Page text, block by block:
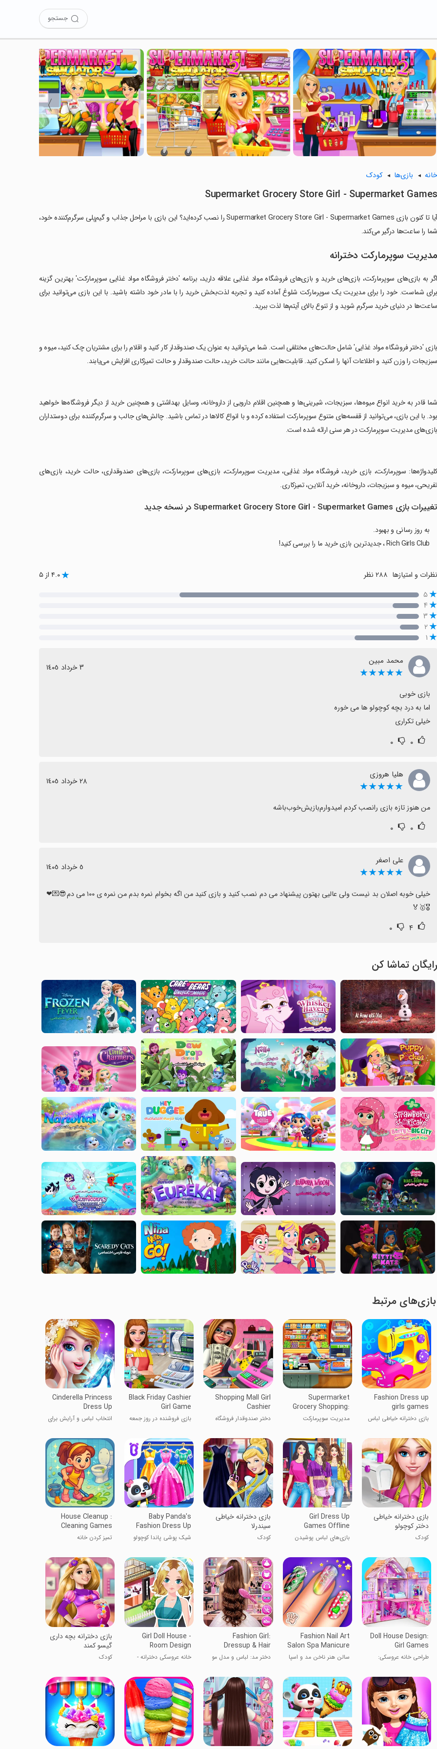
جستجو
〈
〉
خانه بازی‌ها کودک
Supermarket Grocery Store Girl - Supermarket Games
آیا تا کنون بازی Supermarket Grocery Store Girl - Supermarket Games را نصب کرده‌اید؟ این بازی با مراحل جذاب و گیم‌پلی سرگرم‌کننده خود،
شما را ساعت‌ها درگیر می‌کند.
مدیریت سوپرمارکت دخترانه
اگر به بازی‌های سوپرمارکت، بازی‌های خرید و بازی‌های فروشگاه مواد غذایی علاقه دارید، برنامه 'دختر فروشگاه مواد غذایی سوپرمارکت' بهترین گزینه
برای شماست. خود را برای مدیریت یک سوپرمارکت شلوغ آماده کنید و تجربه لذت‌بخش خرید را با مادر خود داشته باشید. با این بازی می‌توانید برای
ساعت‌ها در دنیای خرید سرگرم شوید و از تنوع بالای آیتم‌ها لذت ببرید.
‏بازی 'دختر فروشگاه مواد غذایی' شامل حالت‌های مختلفی است. شما می‌توانید به عنوان یک صندوقدار کار کنید و اقلام را برای مشتریان چک کنید، میوه و
سبزیجات را وزن کنید و اطلاعات آنها را اسکن کنید. قابلیت‌هایی مانند حالت خرید، حالت صندوقدار و حالت تمیزکاری افزایش می‌یابند.
‏شما قادر به خرید انواع میوه‌ها، سبزیجات، شیرینی‌ها و همچنین اقلام دارویی از داروخانه، وسایل بهداشتی و همچنین خرید از دیگر فروشگاه‌ها خواهید
بود. با این بازی، می‌توانید از قفسه‌های متنوع سوپرمارکت استفاده کرده و با انواع کالاها در تماس باشید. چالش‌های جالب و سرگرم‌کننده برای دوستداران
بازی‌های مدیریت سوپرمارکت در هر سنی ارائه شده است.
‏کلیدواژه‌ها: سوپرمارکت، بازی خرید، فروشگاه مواد غذایی، مدیریت سوپرمارکت، بازی‌های سوپرمارکت، بازی‌های صندوقداری، حالت خرید، بازی‌های
تفریحی، میوه و سبزیجات، داروخانه، خرید آنلاین، تمیزکاری.
تغییرات بازی Supermarket Grocery Store Girl - Supermarket Games در نسخه جدید
به روز رسانی و بهبود.
Rich Girls Club ، جدیدترین بازی خرید ما را بررسی کنید!
نظرات و امتیازها ۴.۰ از ۵
۵
۴
۳
۲
۱
محمد مبین
★★★★★ ٣ خرداد ١٤٠٥
خیلی تکراری
۰ ۰
هلیا هروزی
★★★★★ ٢٨ خرداد ١٤٠٥
من هنوز ‌‌تازه بازی را‌نصب کردم ‌امیدوارم‌بازیش‌خوب‌باشه
۰ ۰
علی اصغر
★★★★★ ٥ خرداد ١٤٠٥
خیلی خوبه اصلان بد نیست ولی عالیی بهتون پیشنهاد می دم نصب کنید و بازی کنید من اگه بخوام نمره بدم من نمره ی ۱۰۰ می دم😎💌❤
🎖🥇🏅
۴ ۰
رایگان تماشا کن
بازی‌های مرتبط
Fashion Dress up
girls games
بازی دخترانه خیاطی لباس
Supermarket
Grocery Shopping:
Mall Girl Games
مدیریت سوپرمارکت
Shopping Mall Girl
Cashier
دختر صندوقدار فروشگاه
Black Friday Cashier
Girl Game
بازی فروشنده در روز جمعه
Cinderella Princess
Dress Up
انتخاب لباس و آرایش برای
بازی دخترانه خیاطی
دختر کوچولو
کودک
Girl Dress Up
Games Offline
بازی‌های لباس پوشیدن
بازی دخترانه خیاطی
سیندرلا
کودک
Baby Panda's
Fashion Dress Up
شیک پوشی پاندا کوچولو
House Cleanup :
Cleaning Games
تمیز کردن خانه
Doll House Design:
Girl Games
طراحی خانه عروسکی:
Fashion Nail Art
Salon Spa Manicure
Girl
سالن هنر ناخن مد و اسپا
Fashion Girl:
Dressup & Hair
دختر مد: لباس و مدل مو
Girl Doll House -
Room Design
خانه عروسکی دخترانه -
‏بازی دخترانه بچه داری
گیسو کمند
کودک